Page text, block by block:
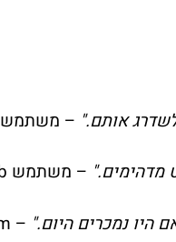
– משתמש AudioReview
– משתמש Reverb
– AVS Forum